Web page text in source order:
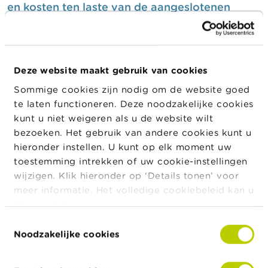
Deze website maakt gebruik van cookies
Sommige cookies zijn nodig om de website goed
te laten functioneren. Deze noodzakelijke cookies
kunt u niet weigeren als u de website wilt
bezoeken. Het gebruik van andere cookies kunt u
hieronder instellen. U kunt op elk moment uw
toestemming intrekken of uw cookie-instellingen
wijzigen. Klik hieronder op ‘Details tonen’ voor
meer informatie. Het volledige cookiebeleid kan u
hierraadplegen.
Noodzakelijke cookies
en kosten ten laste van de aangeslotenen
vereniging van Griekse beleggers en Better
Finance
News article 16/06/2022
De voorzitter van de FSMA, Jean-Paul Servais, nam op 16
juni 2022 deel aan de Hellas 2022 Internationale conferentie
van de vereniging van Griekse beleggers (HIA) en van Better
Finance, de Europese federatie van beleggers en gebruikers
van financiële diensten. In zijn toespraak sprak hij over de
vorming van een Europese kapitaalmarkt en over de
verbetering van het vertrouwen en de bescherming van
Minnelijke schikking met Architas NV